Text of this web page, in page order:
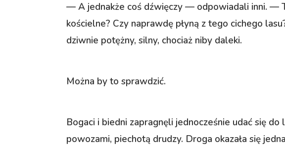
— A jednakże coś dźwięczy — odpowiadali inni. —
kościelne? Czy naprawdę płyną z tego cichego
dziwnie potężny, silny, chociaż niby daleki.
Można by to sprawdzić.
Bogaci i biedni zapragnęli jednocześnie udać się
powozami, piechotą drudzy. Droga okazała się